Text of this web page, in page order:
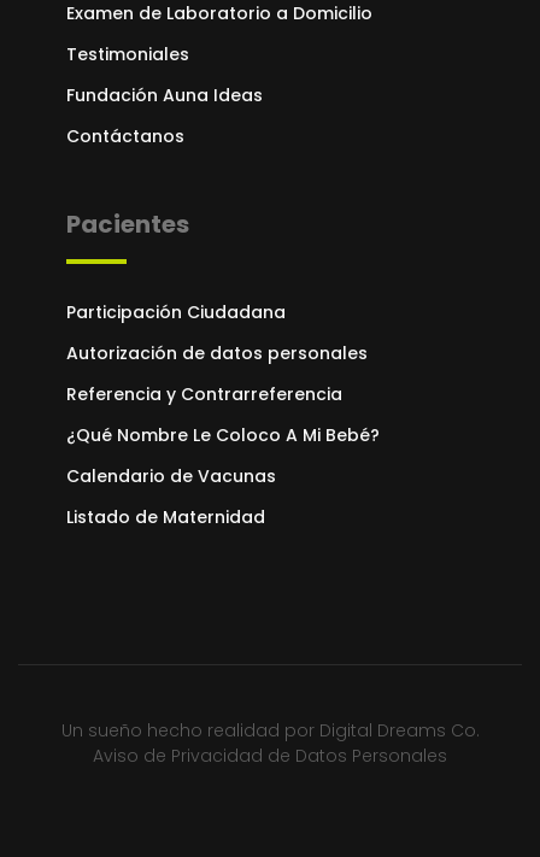
Examen de Laboratorio a Domicilio
Testimoniales
Fundación Auna Ideas
Contáctanos
Pacientes
Participación Ciudadana
Autorización de datos personales
Referencia y Contrarreferencia
¿Qué Nombre Le Coloco A Mi Bebé?
Calendario de Vacunas
Listado de Maternidad
Un sueño hecho realidad por Digital Dreams Co.
Aviso de Privacidad de Datos Personales